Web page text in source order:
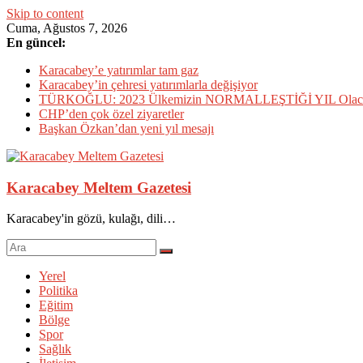
Skip to content
Cuma, Ağustos 7, 2026
En güncel:
Karacabey’e yatırımlar tam gaz
Karacabey’in çehresi yatırımlarla değişiyor
TÜRKOĞLU: 2023 Ülkemizin NORMALLEŞTİĞİ YIL
CHP’den çok özel ziyaretler
Başkan Özkan’dan yeni yıl mesajı
Karacabey Meltem Gazetesi
Karacabey'in gözü, kulağı, dili…
Yerel
Politika
Eğitim
Bölge
Spor
Sağlık